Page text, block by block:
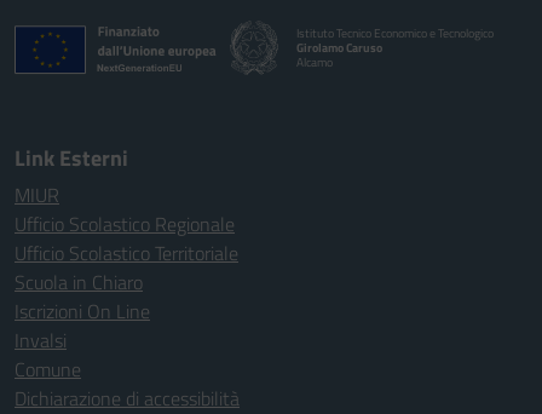
Istituto Tecnico Economico e Tecnologico
Girolamo Caruso
Alcamo
Link Esterni
MIUR
Ufficio Scolastico Regionale
Ufficio Scolastico Territoriale
Scuola in Chiaro
Iscrizioni On Line
Invalsi
Comune
Dichiarazione di accessibilità